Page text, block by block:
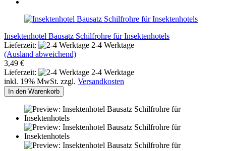
Insektenhotel Bausatz Schilfrohre für Insektenhotels
Lieferzeit:
2-4 Werktage
(Ausland abweichend)
3,49 €
Lieferzeit:
2-4 Werktage
inkl. 19% MwSt. zzgl. Versandkosten
In den Warenkorb